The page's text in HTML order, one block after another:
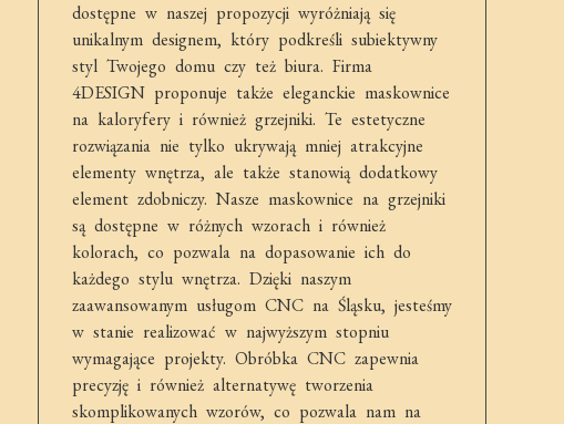
dostępne w naszej propozycji wyróżniają się
unikalnym designem, który podkreśli subiektywny
styl Twojego domu czy też biura. Firma
4DESIGN proponuje także eleganckie maskownice
na kaloryfery i również grzejniki. Te estetyczne
rozwiązania nie tylko ukrywają mniej atrakcyjne
elementy wnętrza, ale także stanowią dodatkowy
element zdobniczy. Nasze maskownice na grzejniki
są dostępne w różnych wzorach i również
kolorach, co pozwala na dopasowanie ich do
każdego stylu wnętrza. Dzięki naszym
zaawansowanym usługom CNC na Śląsku, jesteśmy
w stanie realizować w najwyższym stopniu
wymagające projekty. Obróbka CNC zapewnia
precyzję i również alternatywę tworzenia
skomplikowanych wzorów, co pozwala nam na